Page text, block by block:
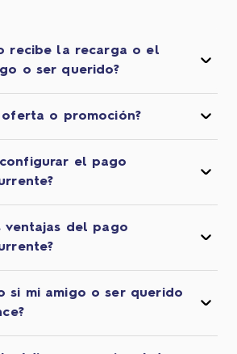
recibe la recarga o el
o ser querido?
oferta o promoción?
el pago
ventajas del pago
si mi amigo o ser querido